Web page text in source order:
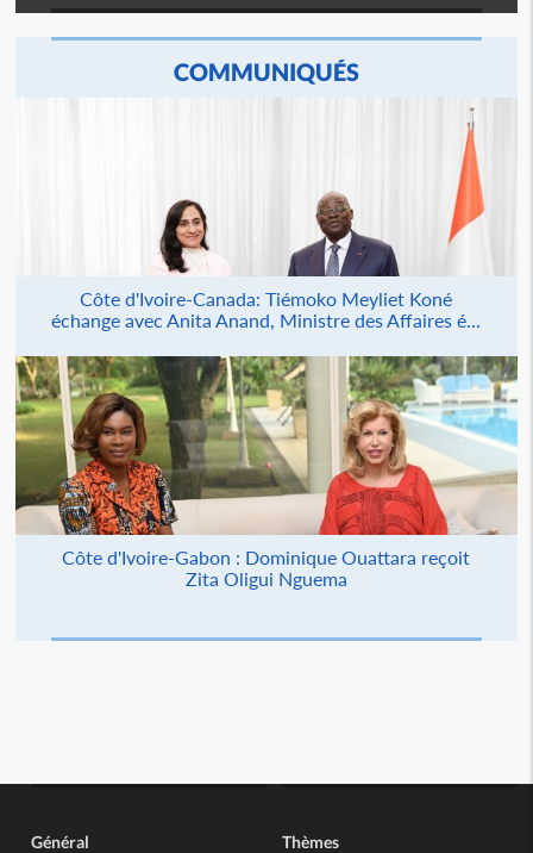
COMMUNIQUÉS
Côte d'Ivoire-Canada: Tiémoko Meyliet Koné
échange avec Anita Anand, Ministre des Affaires é...
Côte d'Ivoire-Gabon : Dominique Ouattara reçoit
Zita Oligui Nguema
Général Thèmes